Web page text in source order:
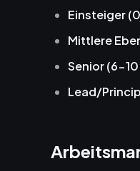
Einsteiger
Mittlere
Senior (6-10
Lead/